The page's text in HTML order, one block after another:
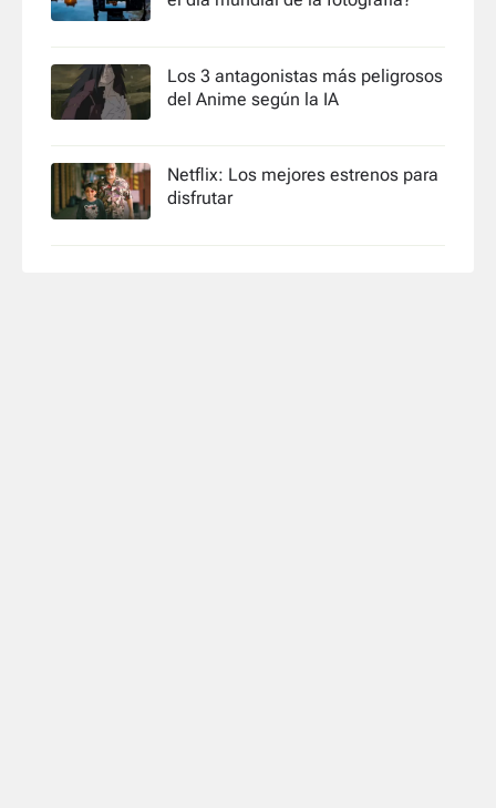
Los 3 antagonistas más peligrosos
del Anime según la IA
Netflix: Los mejores estrenos para
disfrutar